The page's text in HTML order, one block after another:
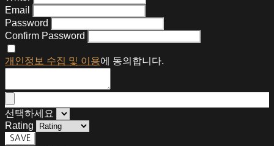
Email
Password
Confirm Password
개인정보 수집 및 이용에 동의합니다.
선택하세요
Rating
SAVE